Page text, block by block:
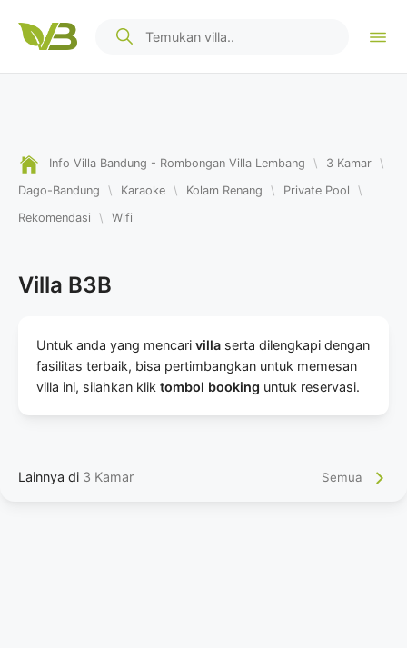
Info Villa Bandung - Rombongan Villa Lembang \ 3 Kamar \
Dago-Bandung
\ Karaoke \ Kolam Renang \ Private Pool
\
Rekomendasi
\ Wifi
Villa B3B
Untuk anda yang mencari villa serta dilengkapi dengan
fasilitas terbaik, bisa pertimbangkan untuk memesan
villa ini, silahkan klik tombol booking untuk reservasi.
Lainnya di 3 Kamar Semua